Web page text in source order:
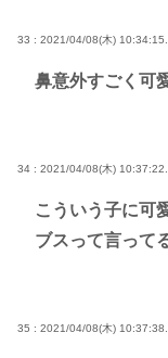
33 : 2021/04/08(木)
鼻意外すごく可
34 : 2021/04/08(木)
こういう子に可
ブスって言って
35 : 2021/04/08(木)